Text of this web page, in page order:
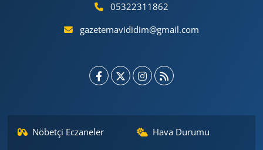
05322311862
gazetemavididim@gmail.com
Nöbetçi Eczaneler
Hava Durumu